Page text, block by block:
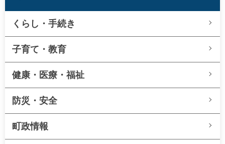
くらし・手続き
子育て・教育
健康・医療・福祉
防災・安全
町政情報